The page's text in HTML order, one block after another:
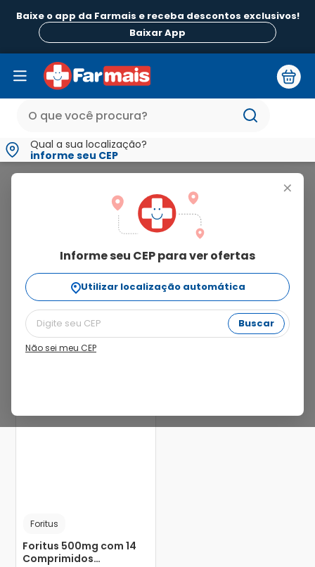
Baixe o app da Farmais e receba descontos exclusivos!
Baixar App
Qual a sua localização?
informe seu CEP
+
Informe seu CEP para ver ofertas
Utilizar localização automática
Buscar
Não sei meu CEP
Ordenar Por
relevância
Foritus
Foritus 500mg com 14
Comprimidos